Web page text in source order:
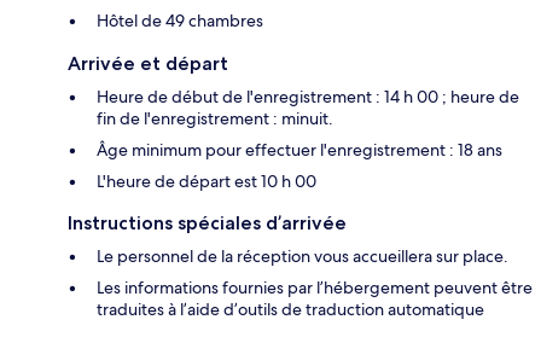
Hôtel de 49 chambres
Arrivée et départ
Heure de début de l'enregistrement : 14 h 00 ; heure de
fin de l'enregistrement : minuit.
Âge minimum pour effectuer l'enregistrement : 18 ans
L'heure de départ est 10 h 00
Instructions spéciales d’arrivée
Le personnel de la réception vous accueillera sur place.
Les informations fournies par l’hébergement peuvent être
traduites à l’aide d’outils de traduction automatique